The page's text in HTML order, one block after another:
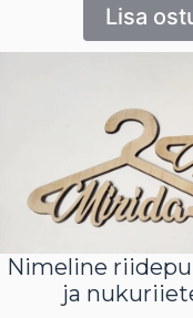
Lisa
Nimeline
ja